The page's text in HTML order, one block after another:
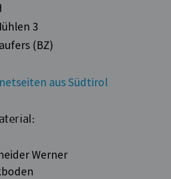
3
(BZ)
aus Südtirol
Werner